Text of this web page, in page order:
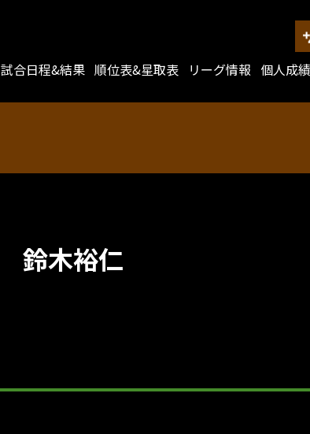
試合日程&結果 順位表&星取表 リーグ情報 個人成
鈴木裕仁